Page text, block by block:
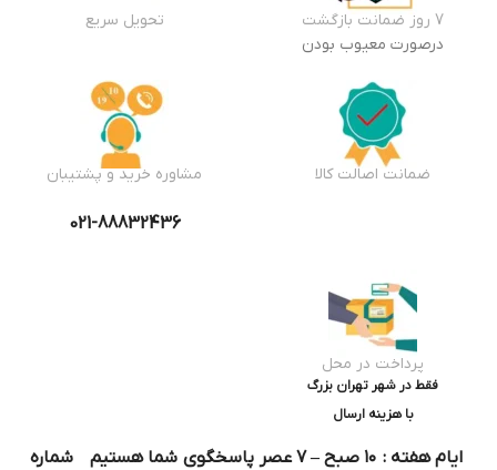
7 روز ضمانت بازگشت
درصورت معیوب بودن
تحویل سریع
ضمانت اصالت کالا مشاوره خرید و پشتیبان
021-88832436
پرداخت در محل
فقط در شهر تهران بزرگ
با هزینه ارسال
ایام هفته : ۱۰ صبح – ۷ عصر پاسخگوی شما هستیم شماره